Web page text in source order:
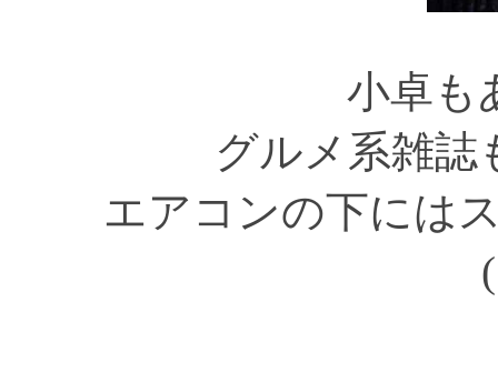
小卓も
グルメ系雑誌
エアコンの下には